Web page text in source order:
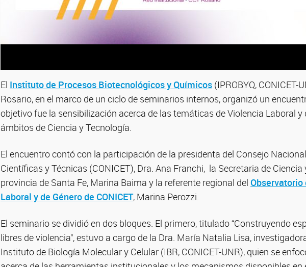
El Instituto de Procesos Biotecnológicos y Químicos (IPROBYQ, CONICET-
Rosario, en el marco de un ciclo de seminarios internos, organizó un
objetivo fue la sensibilización acerca de las temáticas de Violencia Laboral y
ámbitos de Ciencia y Tecnología.
El encuentro contó con la participación de la presidenta del Consejo
Científicas y Técnicas (CONICET), Dra. Ana Franchi, la Secretaria de Ciencia
provincia de Santa Fe, Marina Baima y la referente regional del Observatorio
Laboral y de Género de CONICET, Marina Perozzi.
El seminario se dividió en dos bloques. El primero, titulado “Construyendo
libres de violencia”, estuvo a cargo de la Dra. María Natalia Lisa,
Instituto de Biología Molecular y Celular (IBR, CONICET-UNR), quien se